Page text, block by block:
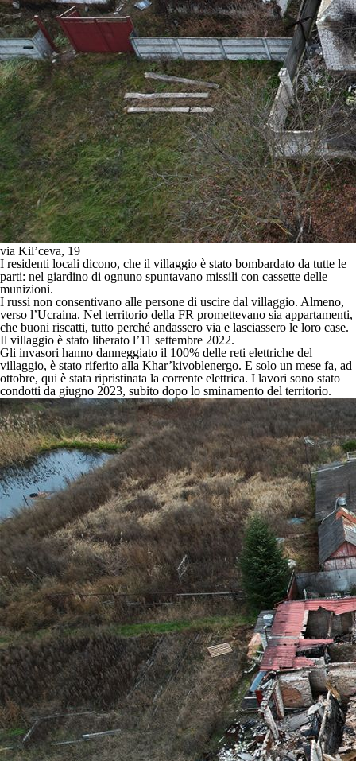
via Kil’ceva, 19
I residenti locali dicono, che il villaggio è stato bombardato da tutte le
parti: nel giardino di ognuno spuntavano missili con cassette delle
munizioni.
I russi non consentivano alle persone di uscire dal villaggio. Almeno,
verso l’Ucraina. Nel territorio della FR promettevano sia appartamenti,
che buoni riscatti, tutto perché andassero via e lasciassero le loro case.
Il villaggio è stato liberato l’11 settembre 2022.
Gli invasori hanno danneggiato il 100% delle reti elettriche del
villaggio, è stato riferito alla Khar’kivoblenergo. E solo un mese fa, ad
ottobre, qui è stata ripristinata la corrente elettrica. I lavori sono stato
condotti da giugno 2023, subito dopo lo sminamento del territorio.